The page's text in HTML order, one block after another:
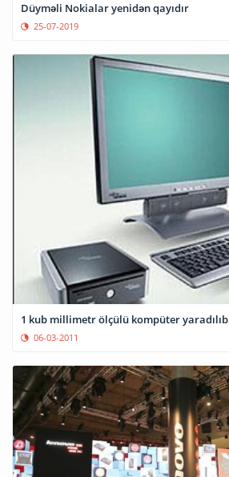
Düyməli Nokialar yenidən qayıdır
25-07-2019
1 kub millimetr ölçülü kompüter yaradılıb
06-03-2011